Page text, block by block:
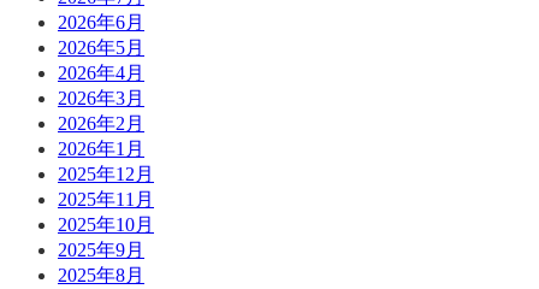
2026年6月
2026年5月
2026年4月
2026年3月
2026年2月
2026年1月
2025年12月
2025年11月
2025年10月
2025年9月
2025年8月